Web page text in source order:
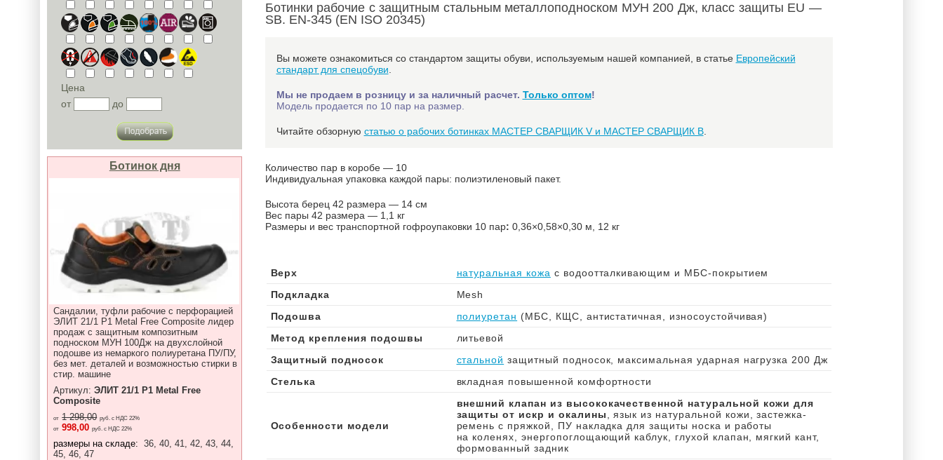
Цена
от
до
Ботинок дня
Сандалии, туфли рабочие с перфорацией
ЭЛИТ 21/1 P1 Metal Free Composite лидер
продаж с защитным композитным
подноском МУН 100Дж на двухслойной
подошве из немаркого полиуретана ПУ/ПУ,
без мет. деталей и возможностью стирки в
стир. машине
Артикул:ЭЛИТ 21/1 P1 Metal Free
Composite
от 1 298,00 руб. с НДС 22%
от 998,00 руб. с НДС 22%
размеры на складе: 36, 40, 41, 42, 43, 44,
45, 46, 47
Ботинки рабочие с защитным стальным металлоподноском МУН 200 Дж, класс защиты EU —
SB. EN-345 (EN ISO 20345)
Вы можете ознакомиться со стандартом защиты обуви, используемым нашей компанией, в статье Европейский
стандарт для спецобуви
Мы не продаем в розницу и за наличный расчет. Только оптом!
Модель продается по 10 пар на размер.
Читайте обзорную статью о рабочих ботинках МАСТЕР СВАРЩИК V и МАСТЕР СВАРЩИК B.
Количество пар в коробе — 10
Индивидуальная упаковка каждой пары: полиэтиленовый пакет.
Высота берец 42 размера — 14 см
Вес пары 42 размера — 1,1 кг
Размеры и вес транспортной гофроупаковки 10 пар: 0,36×0,58×0,30 м, 12 кг
Верх натуральная кожа с водоотталкивающим и МБС-покрытием
Подкладка
Mesh
Подошва
полиуретан (МБС, КЩС, антистатичная, износоустойчивая)
Метод крепления подошвы
литьевой
Защитный подносок
стальной защитный подносок, максимальная ударная нагрузка 200 Дж
Стелька
вкладная повышенной комфортности
Особенности модели
внешний клапан из высококачественной натуральной кожи для
защиты от искр и окалины , язык из натуральной кожи, застежка-
ремень с пряжкой, ПУ накладка для защиты носка и работы
на коленях, энергопоглощающий каблук, глухой клапан, мягкий кант,
формованный задник